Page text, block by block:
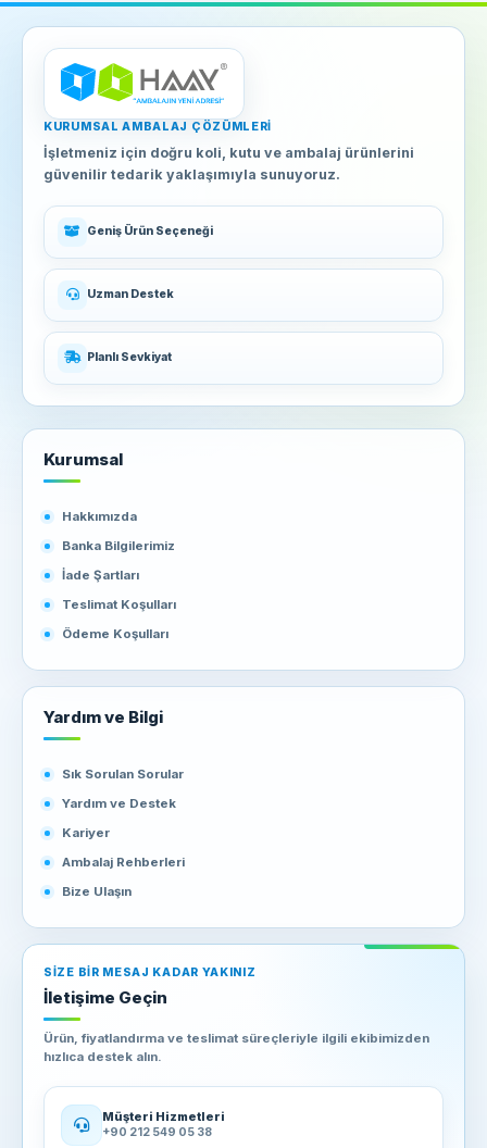
KURUMSAL AMBALAJ ÇÖZÜMLERI
İşletmeniz için doğru koli, kutu ve ambalaj ürünlerini
güvenilir tedarik yaklaşımıyla sunuyoruz.
Geniş Ürün Seçeneği
Uzman Destek
Planlı Sevkiyat
Kurumsal
Hakkımızda
Banka Bilgilerimiz
İade Şartları
Teslimat Koşulları
Ödeme Koşulları
Yardım ve Bilgi
Sık Sorulan Sorular
Yardım ve Destek
Kariyer
Ambalaj Rehberleri
Bize Ulaşın
SIZE BIR MESAJ KADAR YAKINIZ
İletişime Geçin
Ürün, fiyatlandırma ve teslimat süreçleriyle ilgili ekibimizden
hızlıca destek alın.
Müşteri Hizmetleri
+90 212 549 05 38